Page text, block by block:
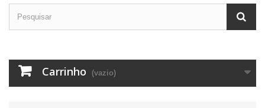
Carrinho (vazio)